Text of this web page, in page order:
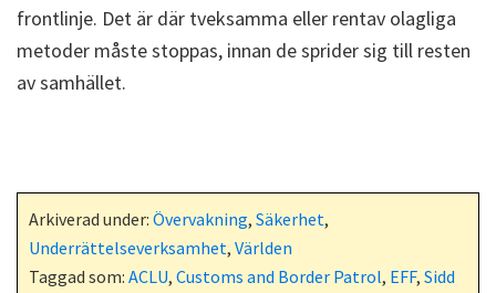
frontlinje. Det är där tveksamma eller rentav olagliga
metoder måste stoppas, innan de sprider sig till resten
av samhället.
Arkiverad under: Övervakning, Säkerhet,
Underrättelseverksamhet, Världen
Taggad som: ACLU, Customs and Border Patrol, EFF, Sidd